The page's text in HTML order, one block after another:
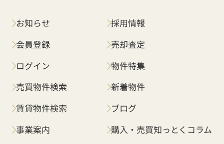
お知らせ
会員登録
ログイン
売買物件検索
賃貸物件検索
事業案内
採用情報
売却査定
物件特集
新着物件
ブログ
購入・売買知っとくコラム